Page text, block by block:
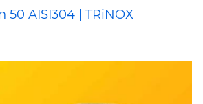
50 AISI304 | TRiNOX